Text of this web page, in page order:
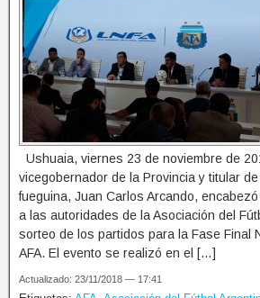
Ushuaia, viernes 23 de noviembre de
vicegobernador de la Provincia y titular
fueguina, Juan Carlos Arcando,
a las autoridades de la Asociación del
sorteo de los partidos para la Fase Final
AFA. El evento se realizó en el […]
Actualizado: 23/11/2018 — 17:41